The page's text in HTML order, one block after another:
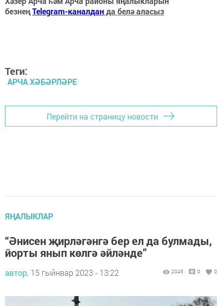
безнеңTelegram-каналданда белә аласыз
Теги:
АРЧА ХӘБӘРЛӘРЕ
Перейти на страницу новости
ЯҢАЛЫКЛАР
“Әнисен җирләгәнгә бер ел да булмады,
йорты янып көлгә әйләнде”
автор, 15 гыйнвар 2023 - 13:22 2045 0 0